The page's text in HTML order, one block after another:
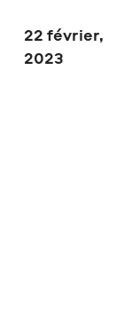
22 février,
2023